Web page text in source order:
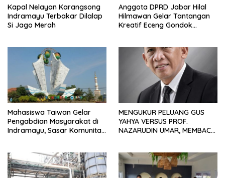
Kapal Nelayan Karangsong
Indramayu Terbakar Dilalap
Si Jago Merah
Anggota DPRD Jabar Hilal
Hilmawan Gelar Tantangan
Kreatif Eceng Gondok
Mahasiswa Taiwan Gelar
Pengabdian Masyarakat di
Indramayu, Sasar Komunitas
MENGUKUR PELUANG GUS
YAHYA VERSUS PROF.
NAZARUDIN UMAR, MEMBACA